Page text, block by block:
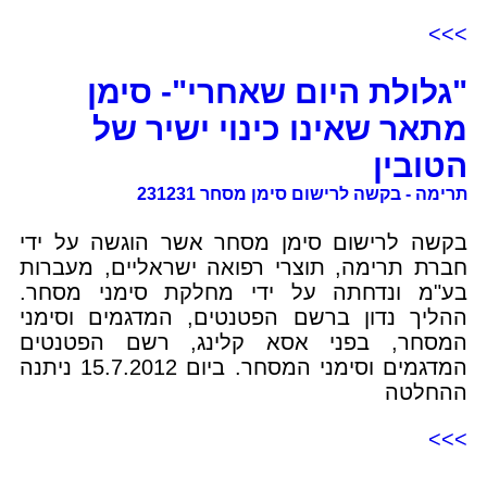
>>>
"גלולת היום שאחרי"- סימן
מתאר שאינו כינוי ישיר של
הטובין
תרימה - בקשה לרישום סימן מסחר 231231
בקשה לרישום סימן מסחר אשר הוגשה על ידי
חברת תרימה, תוצרי רפואה ישראליים, מעברות
בע"מ ונדחתה על ידי מחלקת סימני מסחר.
ההליך נדון ברשם הפטנטים, המדגמים וסימני
המסחר, בפני אסא קלינג, רשם הפטנטים
המדגמים וסימני המסחר. ביום 15.7.2012 ניתנה
ההחלטה
>>>